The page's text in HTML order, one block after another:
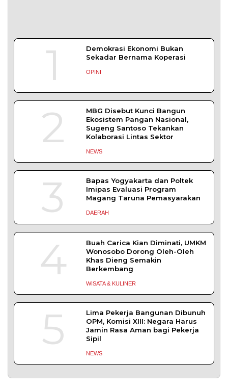
1
Demokrasi Ekonomi Bukan
Sekadar Bernama Koperasi
OPINI
2
MBG Disebut Kunci Bangun
Ekosistem Pangan Nasional,
Sugeng Santoso Tekankan
Kolaborasi Lintas Sektor
NEWS
3
Bapas Yogyakarta dan Poltek
Imipas Evaluasi Program
Magang Taruna Pemasyarakan
DAERAH
4
Buah Carica Kian Diminati, UMKM
Wonosobo Dorong Oleh-Oleh
Khas Dieng Semakin
Berkembang
WISATA & KULINER
5
Lima Pekerja Bangunan Dibunuh
OPM, Komisi XIII: Negara Harus
Jamin Rasa Aman bagi Pekerja
Sipil
NEWS